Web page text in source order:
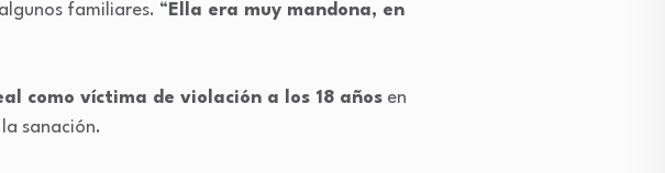
familiares. “ Ella era muy mandona, en
como víctima de violación a los 18 años en
sanación.